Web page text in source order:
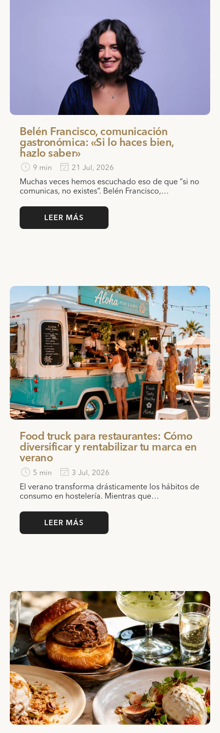
Belén Francisco, comunicación
gastronómica: «Si lo haces bien,
hazlo saber»
9 min 21 Jul, 2026
Muchas veces hemos escuchado eso de que “si no
comunicas, no existes”. Belén Francisco,…
LEER MÁS
Food truck para restaurantes: Cómo
diversificar y rentabilizar tu marca en
verano
5 min 3 Jul, 2026
El verano transforma drásticamente los hábitos de
consumo en hostelería. Mientras que…
LEER MÁS